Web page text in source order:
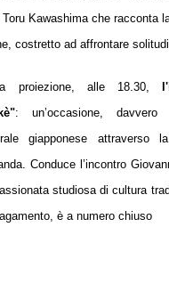
Kawashima che racconta
costretto ad affrontare
proiezione, alle 18.30,
: un’occasione,
giapponese
Conduce l’incontro
studiosa di cultura
è a numero chiuso